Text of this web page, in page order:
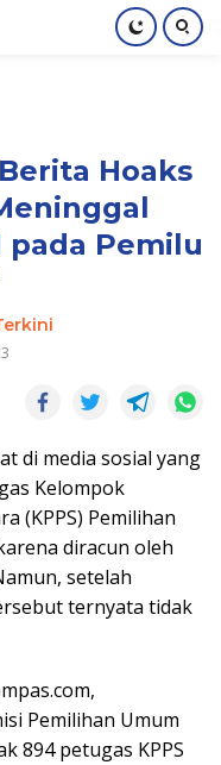
Hoaks
pada Pemilu
di media sosial yang
Kelompok
(KPPS) Pemilihan
diracun oleh
setelah
ternyata tidak
Pemilihan Umum
894 petugas KPPS